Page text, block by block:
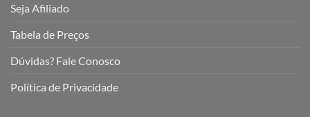
Seja Afiliado
Tabela de Preços
Dúvidas? Fale Conosco
Política de Privacidade